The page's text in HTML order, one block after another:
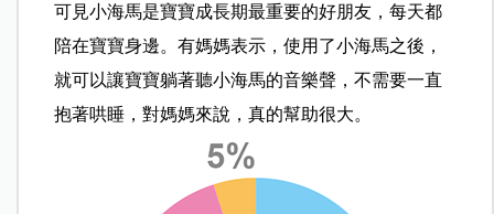
可見小海馬是寶寶成長期最重要的好朋友，每天都
陪在寶寶身邊。有媽媽表示，使用了小海馬之後，
就可以讓寶寶躺著聽小海馬的音樂聲，不需要一直
抱著哄睡，對媽媽來說，真的幫助很大。